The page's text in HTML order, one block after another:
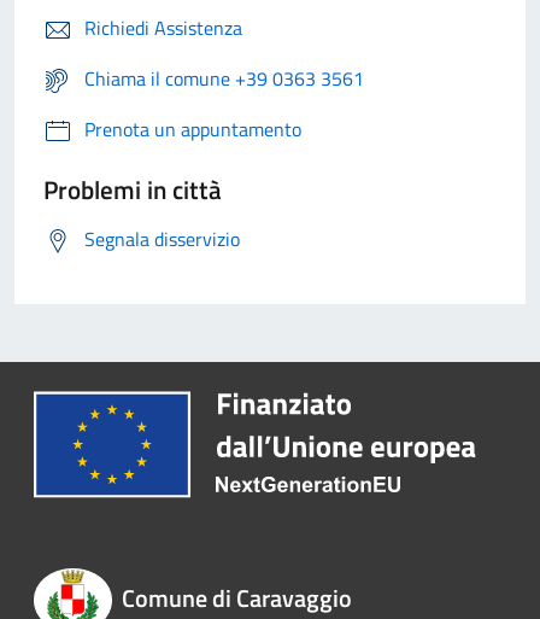
Richiedi Assistenza
Chiama il comune +39 0363 3561
Prenota un appuntamento
Problemi in città
Segnala disservizio
Comune di Caravaggio